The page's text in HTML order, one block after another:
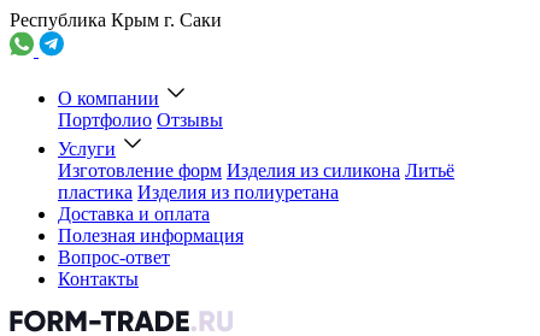
Республика Крым г. Саки
О компании
Портфолио Отзывы
Услуги
Изготовление форм Изделия из силикона Литьё
пластика Изделия из полиуретана
Доставка и оплата
Полезная информация
Вопрос-ответ
Контакты